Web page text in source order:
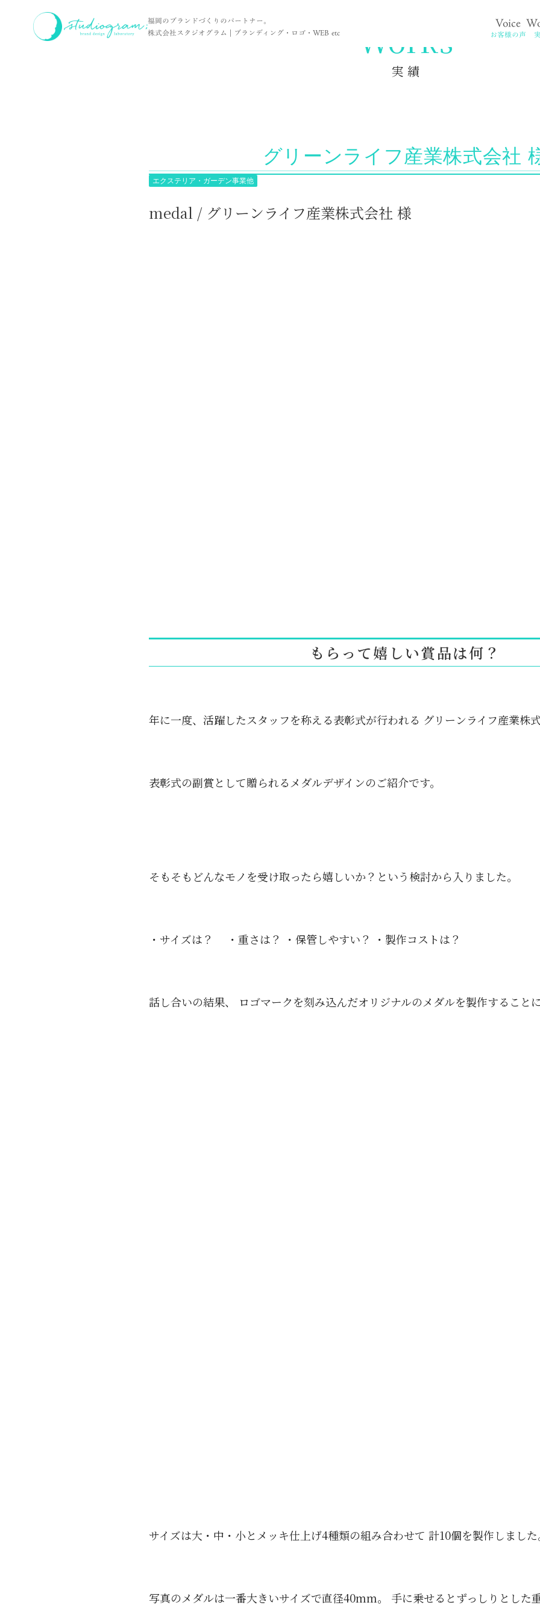
福岡のブランドづくりのパートナー。
株式会社スタジオグラム | ブランディング・ロゴ・WEB etc
Voice
お客様の声
ホーム
Works
実 績
グリーンライフ産業株式会社
エクステリア・ガーデン事業他
medal / グリーンライフ産業株式会社 様
もらって嬉しい賞品は何？
年に一度、活躍したスタッフを称える表彰式が行われる グリーンライフ産業株
表彰式の副賞として贈られるメダルデザインのご紹介です。
そもそもどんなモノを受け取ったら嬉しいか？という検討から入りました。
・サイズは？ ・重さは？ ・保管しやすい？ ・製作コストは？
話し合いの結果、 ロゴマークを刻み込んだオリジナルのメダルを製作すること
サイズは大・中・小とメッキ仕上げ4種類の組み合わせて 計10個を製作しまし
写真のメダルは一番大きいサイズで直径40mm。 手に乗せるとずっしりとした